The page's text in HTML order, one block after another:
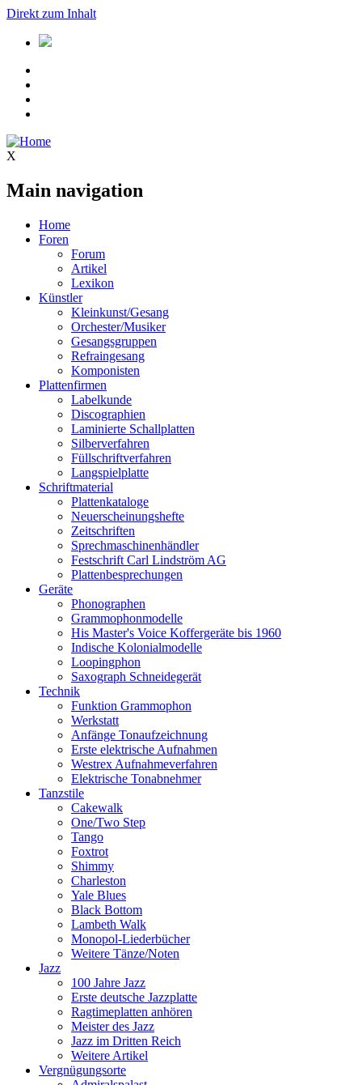
Direkt zum Inhalt
X
Main navigation
Home
Foren
Forum
Artikel
Lexikon
Künstler
Kleinkunst/Gesang
Orchester/Musiker
Gesangsgruppen
Refraingesang
Komponisten
Plattenfirmen
Labelkunde
Discographien
Laminierte Schallplatten
Silberverfahren
Füllschriftverfahren
Langspielplatte
Schriftmaterial
Plattenkataloge
Neuerscheinungshefte
Zeitschriften
Sprechmaschinenhändler
Festschrift Carl Lindström AG
Plattenbesprechungen
Geräte
Phonographen
Grammophonmodelle
His Master's Voice Koffergeräte bis 1960
Indische Kolonialmodelle
Loopingphon
Saxograph Schneidegerät
Technik
Funktion Grammophon
Werkstatt
Anfänge Tonaufzeichnung
Erste elektrische Aufnahmen
Westrex Aufnahmeverfahren
Elektrische Tonabnehmer
Tanzstile
Cakewalk
One/Two Step
Tango
Foxtrot
Shimmy
Charleston
Yale Blues
Black Bottom
Lambeth Walk
Monopol-Liederbücher
Weitere Tänze/Noten
Jazz
100 Jahre Jazz
Erste deutsche Jazzplatte
Ragtimeplatten anhören
Meister des Jazz
Jazz im Dritten Reich
Weitere Artikel
Vergnügungsorte